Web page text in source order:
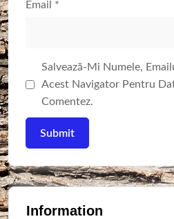
Email *
Salvează-Mi Numele,
Acest Navigator Pentru
Comentez.
Information